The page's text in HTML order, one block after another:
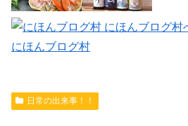
にほんブログ村
日常の出来事！！